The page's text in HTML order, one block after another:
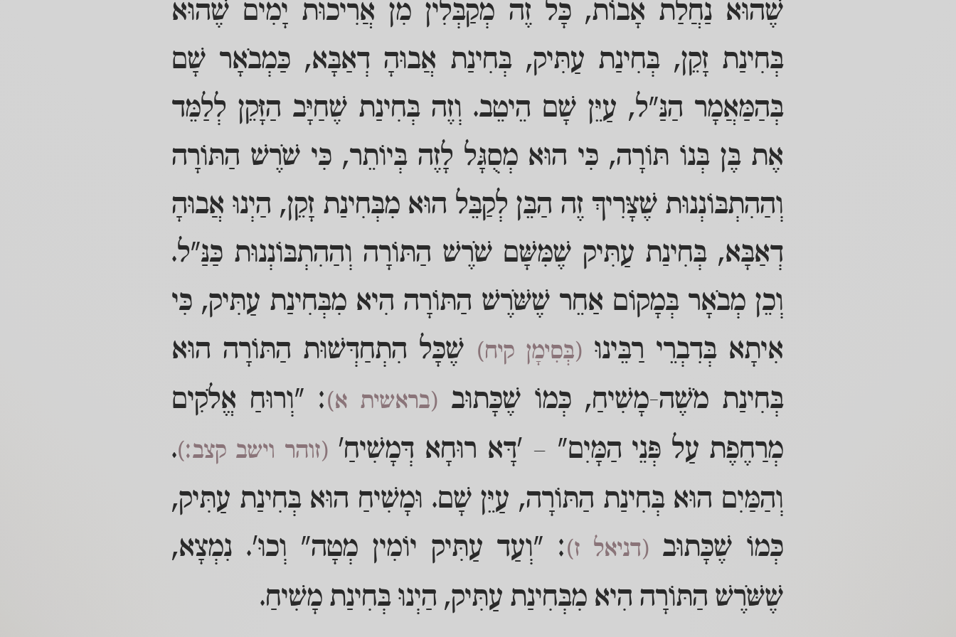
שֶׁהוּא נַחֲלַת אָבוֹת, כָּל זֶה מְקַבְּלִין מִן אֲרִיכוּת יָמִים שֶׁהוּא
בְּחִינַת זָקֵן, בְּחִינַת עַתִּיק, בְּחִינַת אֲבוּהָ דְאַבָּא, כַּמְבֹאָר שָׁם
בְּהַמַּאֲמָר הַנַּ"ל, עַיֵּן שָׁם הֵיטֵב. וְזֶה בְּחִינַת שֶׁחַיָּב הַזָּקֵן לְלַמֵּד
אֶת בֶּן בְּנוֹ תּוֹרָה, כִּי הוּא מְסֻגָּל לָזֶה בְּיוֹתֵר, כִּי שֹׁרֶשׁ הַתּוֹרָה
וְהַהִתְבּוֹנְנוּת שֶׁצָּרִיךְ זֶה הַבֵּן לְקַבֵּל הוּא מִבְּחִינַת זָקֵן, הַיְנוּ אֲבוּהָ
דְאַבָּא, בְּחִינַת עַתִּיק שֶׁמִּשָּׁם שֹׁרֶשׁ הַתּוֹרָה וְהַהִתְבּוֹנְנוּת כַּנַּ"ל.
וְכֵן מְבֹאָר בְּמָקוֹם אַחֵר שֶׁשֹּׁרֶשׁ הַתּוֹרָה הִיא מִבְּחִינַת עַתִּיק, כִּי
אִיתָא בְּדִבְרֵי רַבֵּינוּ (בְּסִימָן קיח) שֶׁכָּל הִתְחַדְּשׁוּת הַתּוֹרָה הוּא
בְּחִינַת מֹשֶׁה-מָשִׁיחַ, כְּמוֹ שֶׁכָּתוּב (בראשית א): "וְרוּחַ אֱלֹקִים
מְרַחֶפֶת עַל פְּנֵי הַמָּיִם" – 'דָּא רוּחָא דְּמָשִׁיחַ' (זוהר וישב קצב:).
וְהַמַּיִם הוּא בְּחִינַת הַתּוֹרָה, עַיֵּן שָׁם. וּמָשִׁיחַ הוּא בְּחִינַת עַתִּיק,
כְּמוֹ שֶׁכָּתוּב (דניאל ז): "וְעַד עַתִּיק יוֹמִין מְטָה" וְכוּ'. נִמְצָא,
שֶׁשֹּׁרֶשׁ הַתּוֹרָה הִיא מִבְּחִינַת עַתִּיק, הַיְנוּ בְּחִינַת מָשִׁיחַ.